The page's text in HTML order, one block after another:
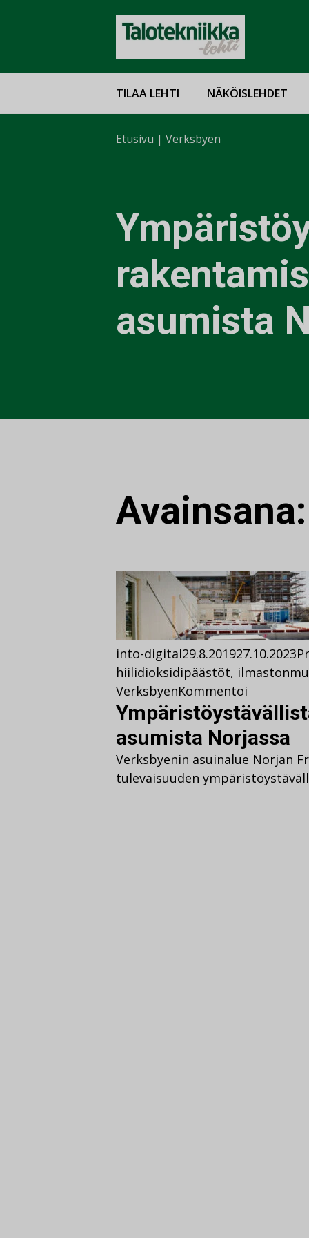
TILAA LEHTI NÄKÖISLEHDET
Etusivu | Verksbyen
asumista
into-digital29.8.201927.10.2023
hiilidioksidipäästöt,
VerksbyenKommentoi
asumista Norjassa
Verksbyenin asuinalue Norjan
tulevaisuuden